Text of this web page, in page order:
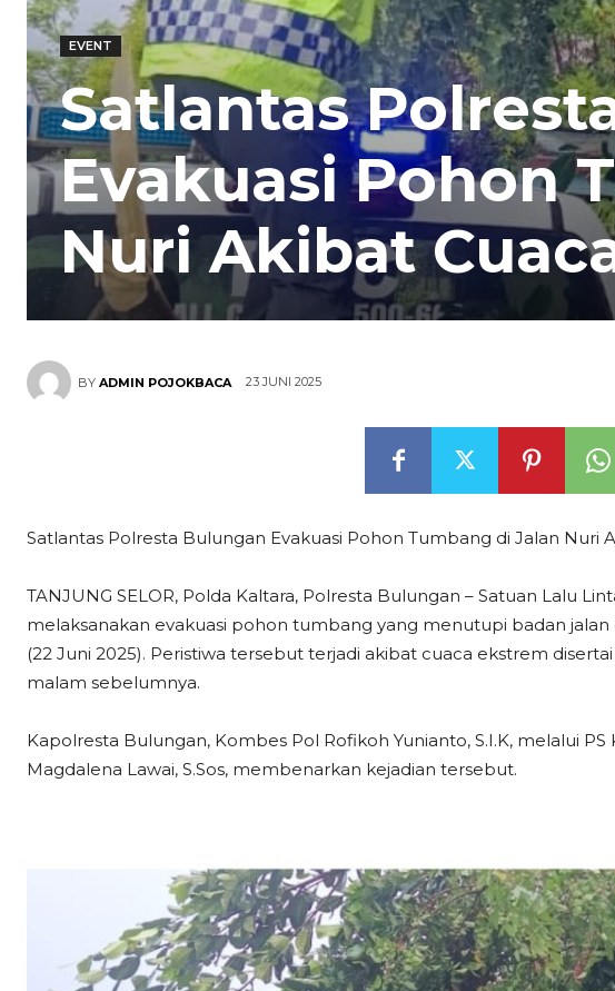
EVENT
Satlantas
Evakuasi Pohon
Nuri Akibat
BY ADMIN POJOKBACA 23 JUNI 2025
Satlantas Polresta Bulungan Evakuasi Pohon Tumbang di Jalan Nuri
TANJUNG SELOR, Polda Kaltara, Polresta Bulungan – Satuan Lalu
melaksanakan evakuasi pohon tumbang yang menutupi badan jalan
(22 Juni 2025). Peristiwa tersebut terjadi akibat cuaca ekstrem
malam sebelumnya.
Kapolresta Bulungan, Kombes Pol Rofikoh Yunianto, S.I.K, melalui
Magdalena Lawai, S.Sos, membenarkan kejadian tersebut.